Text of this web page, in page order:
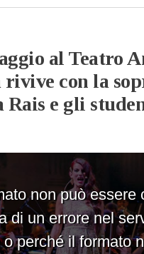
al Teatro
rivive con la
Rais e gli